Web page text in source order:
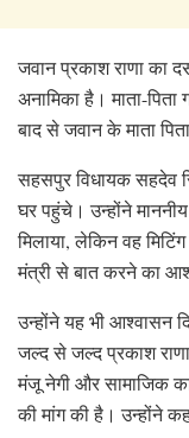
जवान प्रकाश राणा का
अनामिका है। माता-
बाद से जवान के माता
सहसपुर विधायक सहदेव
घर पहुंचे। उन्होंने
मिलाया, लेकिन वह
मंत्री से बात करने का
उन्होंने यह भी आश्वासन
जल्द से जल्द प्रकाश
मंजू नेगी और सामाजिक
की मांग की है। उन्होंने